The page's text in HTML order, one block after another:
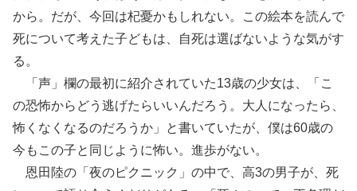
から。だが、今回は杞憂かもしれない。この絵本を読んで
死について考えた子どもは、自死は選ばないような気がす
る。
「声」欄の最初に紹介されていた13歳の少女は、「こ
の恐怖からどう逃げたらいいんだろう。大人になったら、
怖くなくなるのだろうか」と書いていたが、僕は60歳の
今もこの子と同じように怖い。進歩がない。
恩田陸の「夜のピクニック」の中で、高3の男子が、死